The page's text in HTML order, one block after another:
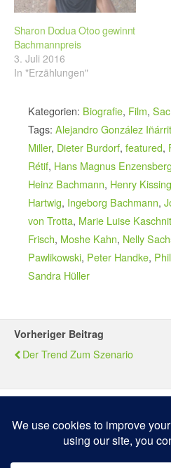
Sharon Dodua Otoo gewinnt
Bachmannpreis
3. Juli 2016
In "Erzählungen"
Kategorien: Biografie, Film,
Tags: Alejandro González
Miller, Dieter Burdorf, featured,
Rétif, Hans Magnus
Heinz Bachmann, Henry
Hartwig, Ingeborg Bachmann,
von Trotta, Marie Luise
Frisch, Moshe Kahn, Nelly
Pawlikowski, Peter Handke,
Sandra Hüller
Vorheriger Beitrag
Der Trend Zum Szenario
Zum